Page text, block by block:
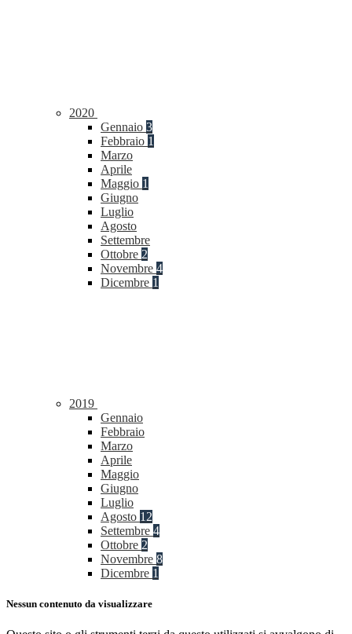
2020
Gennaio 3
Febbraio 1
Marzo
Aprile
Maggio 1
Giugno
Luglio
Agosto
Settembre
Ottobre 2
Novembre 4
Dicembre 1
2019
Gennaio
Febbraio
Marzo
Aprile
Maggio
Giugno
Luglio
Agosto 12
Settembre 4
Ottobre 2
Novembre 8
Dicembre 1
Nessun contenuto da visualizzare